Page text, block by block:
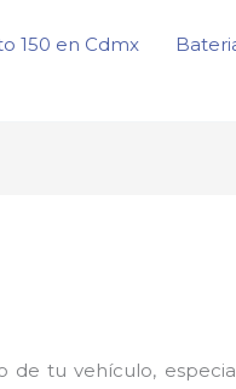
150 en Cdmx
de tu vehículo,